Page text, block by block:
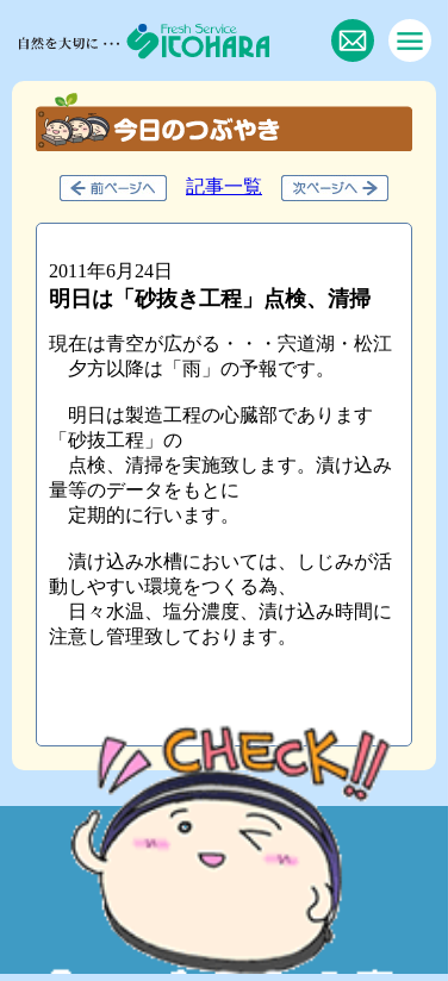
記事一覧
2011年6月24日
明日は「砂抜き工程」点検、清掃
現在は青空が広がる・・・宍道湖・松江
夕方以降は「雨」の予報です。
明日は製造工程の心臓部であります
「砂抜工程」の
点検、清掃を実施致します。漬け込み
量等のデータをもとに
定期的に行います。
漬け込み水槽においては、しじみが活
動しやすい環境をつくる為、
日々水温、塩分濃度、漬け込み時間に
注意し管理致しております。